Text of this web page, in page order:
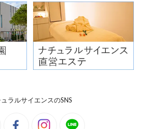
ッズのやさし
ベビーも
ラルサイエンスのSNS